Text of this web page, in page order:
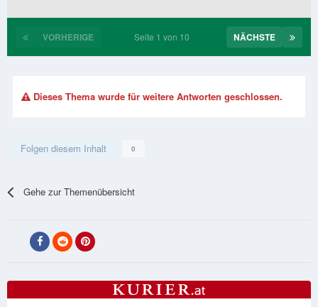
VORHERIGE NÄCHSTE
Seite 1 von 10
Dieses Thema wurde für weitere Antworten geschlossen.
Folgen diesem Inhalt 0
Gehe zur Themenübersicht